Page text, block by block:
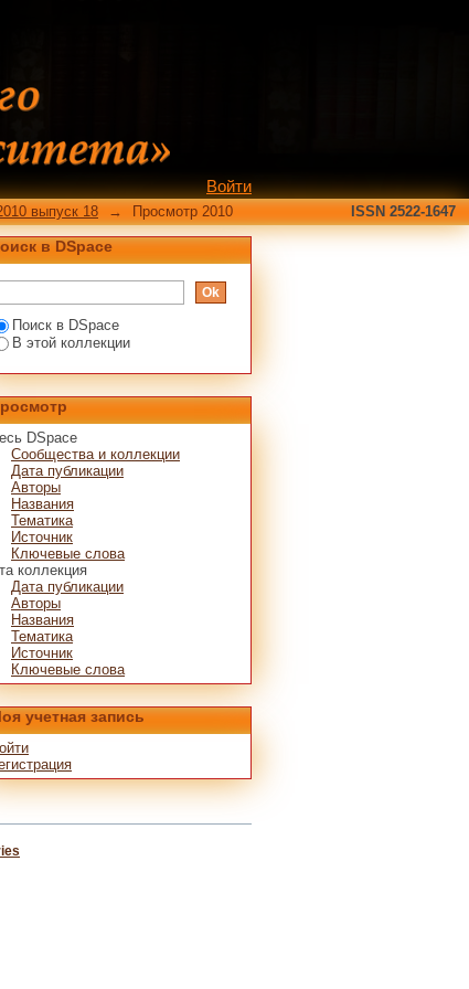
Войти
выпуск 18 →
Просмотр 2010
ISSN 2522-1647
в DSpace
Поиск в DSpace
В этой коллекции
DSpace
Сообщества и коллекции
Дата публикации
Авторы
Названия
Тематика
Источник
Ключевые слова
коллекция
Дата публикации
Авторы
Названия
Тематика
Источник
Ключевые слова
учетная запись